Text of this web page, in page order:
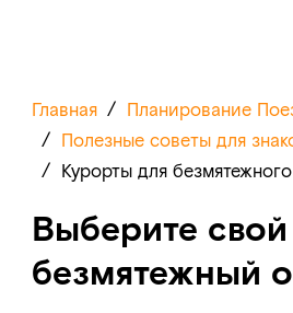
Главная / Планирование
/ Полезные советы для
/ Курорты для
Выберите свой
безмятежный